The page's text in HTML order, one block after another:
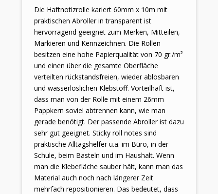
Die Haftnotizrolle kariert 60mm x 10m mit
praktischen Abroller in transparent ist
hervorragend geeignet zum Merken, Mitteilen,
Markieren und Kennzeichnen. Die Rollen
besitzen eine hohe Papierqualität von 70 gr./m²
und einen über die gesamte Oberfläche
verteilten rückstandsfreien, wieder ablösbaren
und wasserlöslichen Klebstoff. Vorteilhaft ist,
dass man von der Rolle mit einem 26mm
Pappkern soviel abtrennen kann, wie man
gerade benötigt. Der passende Abroller ist dazu
sehr gut geeignet. Sticky roll notes sind
praktische Alltagshelfer u.a. im Büro, in der
Schule, beim Basteln und im Haushalt. Wenn
man die Klebefläche sauber hält, kann man das
Material auch noch nach längerer Zeit
mehrfach repositionieren. Das bedeutet, dass